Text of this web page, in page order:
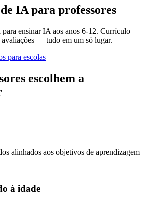
IA para professores
ensinar IA aos anos 6-12. Currículo
avaliações — tudo em um só lugar.
para escolas
escolhem a
alinhados aos objetivos de aprendizagem
à idade